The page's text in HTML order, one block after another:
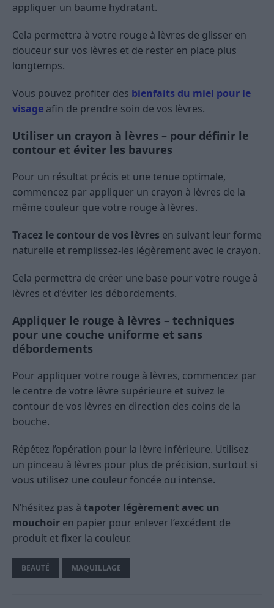
appliquer un baume hydratant.
Cela permettra à votre rouge à lèvres de glisser en
douceur sur vos lèvres et de rester en place plus
longtemps.
Vous pouvez profiter des bienfaits du miel pour le
visage afin de prendre soin de vos lèvres.
Utiliser un crayon à lèvres – pour définir le
contour et éviter les bavures
Pour un résultat précis et une tenue optimale,
commencez par appliquer un crayon à lèvres de la
même couleur que votre rouge à lèvres.
Tracez le contour de vos lèvres en suivant leur forme
naturelle et remplissez-les légèrement avec le crayon.
Cela permettra de créer une base pour votre rouge à
lèvres et d’éviter les débordements.
Appliquer le rouge à lèvres – techniques
pour une couche uniforme et sans
débordements
Pour appliquer votre rouge à lèvres, commencez par
le centre de votre lèvre supérieure et suivez le
contour de vos lèvres en direction des coins de la
bouche.
Répétez l’opération pour la lèvre inférieure. Utilisez
un pinceau à lèvres pour plus de précision, surtout si
vous utilisez une couleur foncée ou intense.
N’hésitez pas à tapoter légèrement avec un
mouchoir en papier pour enlever l’excédent de
produit et fixer la couleur.
BEAUTÉ MAQUILLAGE